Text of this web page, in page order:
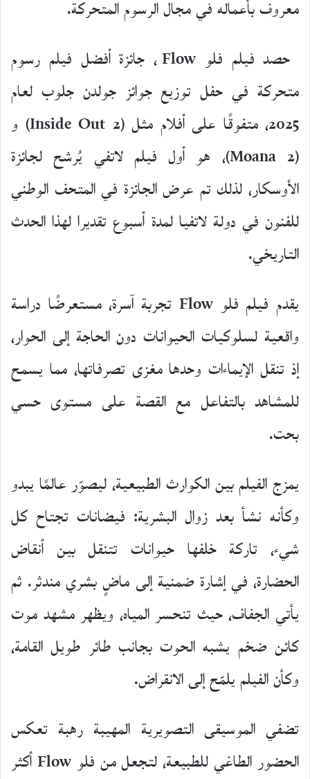
معروف بأعماله في مجال الرسوم المتحركة.
حصد فيلم فلو Flow ، جائزة أفضل فيلم رسوم
متحركة في حفل توزيع جوائز جولدن جلوب لعام
2025، متفوقًا على أفلام مثل (Inside Out 2) و
(Moana 2)، هو أول فيلم لاتفي يُرشح لجائزة
الأوسكار، لذلك تم عرض الجائزة في المتحف الوطني
للفنون في دولة لاتفيا لمدة أسبوع تقديرا لهذا الحدث
التاريخي.
يقدم فيلم فلو Flow تجربة آسرة، مستعرضًا دراسة
واقعية لسلوكيات الحيوانات دون الحاجة إلى الحوار،
إذ تنقل الإيماءات وحدها مغزى تصرفاتها، مما يسمح
للمشاهد بالتفاعل مع القصة على مستوى حسي
بحت.
يمزج الفيلم بين الكوارث الطبيعية، ليصوّر عالمًا يبدو
وكأنه نشأ بعد زوال البشرية: فيضانات تجتاح كل
شيء، تاركة خلفها حيوانات تتنقل بين أنقاض
الحضارة، في إشارة ضمنية إلى ماضٍ بشري مندثر. ثم
يأتي الجفاف، حيث تنحسر المياه، ويظهر مشهد موت
كائن ضخم يشبه الحوت بجانب طائر طويل القامة،
وكأن الفيلم يلمّح إلى الانقراض.
تضفي الموسيقى التصويرية المهيبة رهبة تعكس
الحضور الطاغي للطبيعة، لتجعل من فلو Flow أكثر